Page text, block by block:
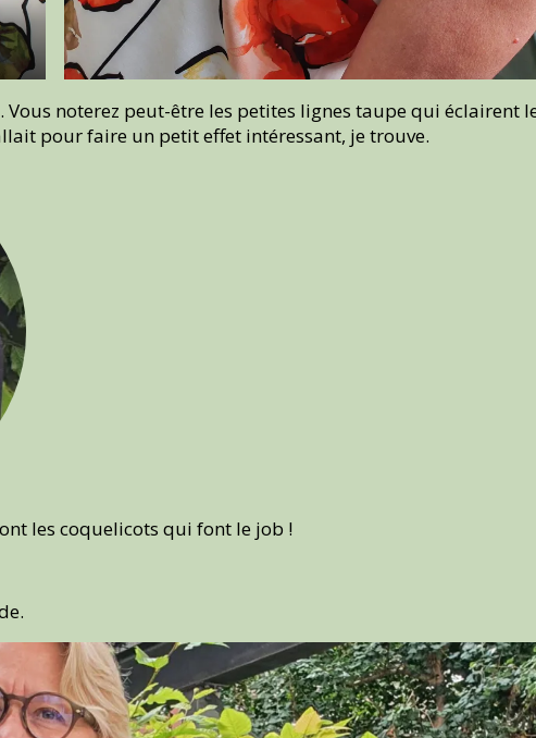
noterez peut-être les petites lignes taupe qui éclairent
pour faire un petit effet intéressant, je trouve.
les coquelicots qui font le job !